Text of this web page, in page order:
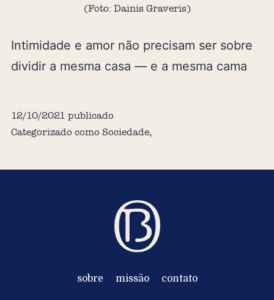
(Foto: Dainis Graveris)
Intimidade e amor não precisam ser sobre
dividir a mesma casa — e a mesma cama
12/10/2021 publicado
Categorizado como Sociedade,
sobre missão contato